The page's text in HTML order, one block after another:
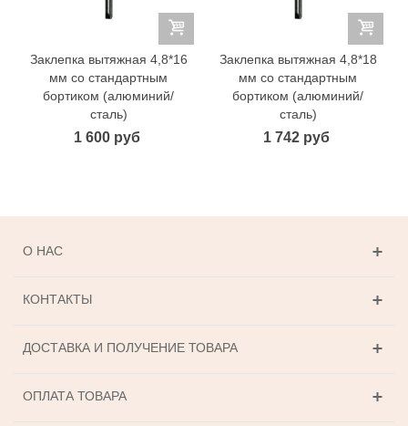
Заклепка вытяжная 4,8*16
мм со стандартным
бортиком (алюминий/
сталь)
1 600 руб
Заклепка вытяжная 4,8*18
мм со стандартным
бортиком (алюминий/
сталь)
1 742 руб
О НАС
КОНТАКТЫ
ДОСТАВКА И ПОЛУЧЕНИЕ ТОВАРА
ОПЛАТА ТОВАРА